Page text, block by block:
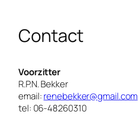
Contact
Voorzitter
R.P.N. Bekker
email:renebekker@gmail.com
tel: 06-48260310